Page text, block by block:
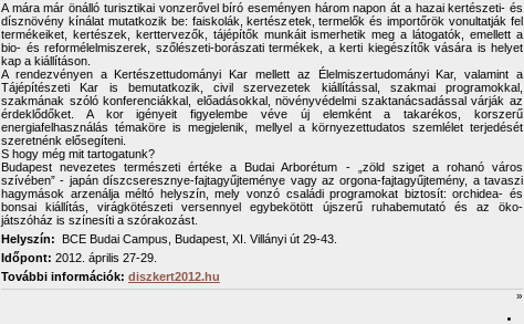
A mára már önálló turisztikai vonzerővel bíró eseményen három napon át a hazai kertészeti- és
dísznövény kínálat mutatkozik be: faiskolák, kertészetek, termelők és importőrök vonultatják fel
termékeiket, kertészek, kerttervezők, tájépítők munkáit ismerhetik meg a látogatók, emellett a
bio- és reformélelmiszerek, szőlészeti-borászati termékek, a kerti kiegészítők vására is helyet
kap a kiállításon.
A rendezvényen a Kertészettudományi Kar mellett az Élelmiszertudományi Kar, valamint a
Tájépítészeti Kar is bemutatkozik, civil szervezetek kiállítással, szakmai programokkal,
szakmának szóló konferenciákkal, előadásokkal, növényvédelmi szaktanácsadással várják az
érdeklődőket. A kor igényeit figyelembe véve új elemként a takarékos, korszerű
energiafelhasználás témaköre is megjelenik, mellyel a környezettudatos szemlélet terjedését
szeretnénk elősegíteni.
S hogy még mit tartogatunk?
Budapest nevezetes természeti értéke a Budai Arborétum - „zöld sziget a rohanó város
szívében” - japán díszcseresznye-fajtagyűjteménye vagy az orgona-fajtagyűjtemény, a tavaszi
hagymások arzenálja méltó helyszín, mely vonzó családi programokat biztosít: orchidea- és
bonsai kiállítás, virágkötészeti versennyel egybekötött újszerű ruhabemutató és az öko-
játszóház is színesíti a szórakozást.
Helyszín: BCE Budai Campus, Budapest, XI. Villányi út 29-43.
Időpont: 2012. április 27-29.
További információk: diszkert2012.hu
»